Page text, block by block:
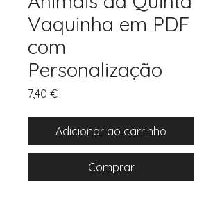
Vaquinha em PDF
com
Personalização
7,40 €Preço
Adicionar ao carrinho
Comprar